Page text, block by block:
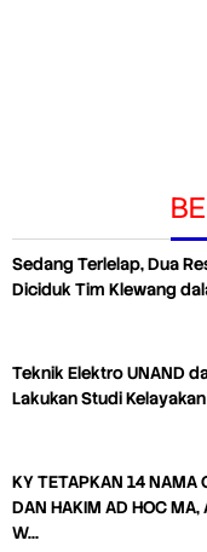
Sedang Terlelap, Dua
Diciduk Tim Klewang
Teknik Elektro UNAND
Lakukan Studi
KY TETAPKAN 14 NAMA
DAN HAKIM AD HOC MA,
W…